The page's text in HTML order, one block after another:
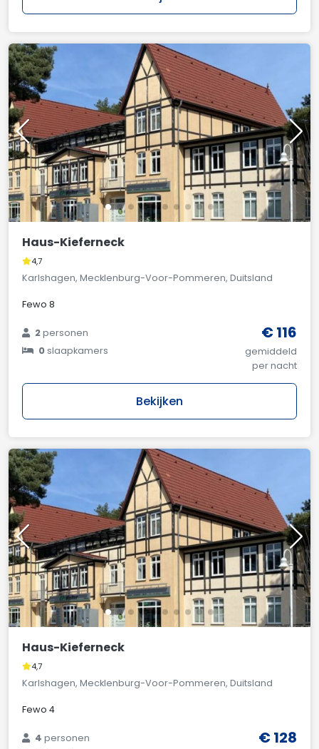
Haus-Kieferneck
4,7
Karlshagen, Mecklenburg-Voor-Pommeren, Duitsland
Fewo 8
2personen
0slaapkamers
€ 116
gemiddeld
per nacht
Bekijken
Haus-Kieferneck
4,7
Karlshagen, Mecklenburg-Voor-Pommeren, Duitsland
Fewo 4
4personen
€ 128